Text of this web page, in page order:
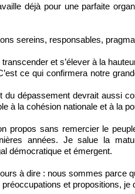
déjà pour une parfaite
sereins, responsables,
et s’élever à la
ce qui confirmera notre
dépassement devrait aussi
à la cohésion nationale et à la
propos sans remercier le
années. Je salue la
démocratique et émergent.
à dire : nous sommes parce
et propositions, je